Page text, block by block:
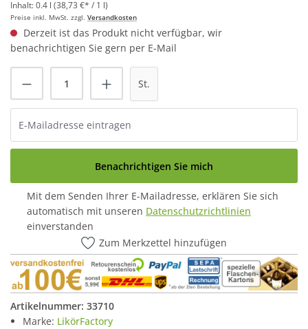
Inhalt:0.4 l (38,73 €* / 1 l)
Preise inkl. MwSt. zzgl. Versandkosten
Derzeit ist das Produkt nicht verfügbar, wir
benachrichtigen Sie gern per E-Mail
St.
Benachrichtigen Sie mich
Mit dem Senden Ihrer E-Mailadresse, erklären Sie sich
automatisch mit unseren Datenschutzrichtlinien
einverstanden
Zum Merkzettel hinzufügen
Artikelnummer: 33710
Marke: LikörFactory